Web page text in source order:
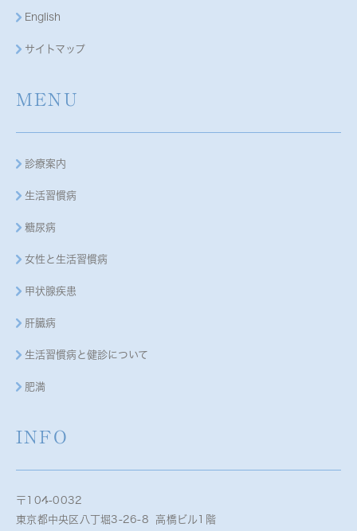
English
サイトマップ
MENU
診療案内
生活習慣病
糖尿病
女性と生活習慣病
甲状腺疾患
肝臓病
生活習慣病と健診について
肥満
INFO
〒104-0032
東京都中央区八丁堀3-26-8 高橋ビル1階